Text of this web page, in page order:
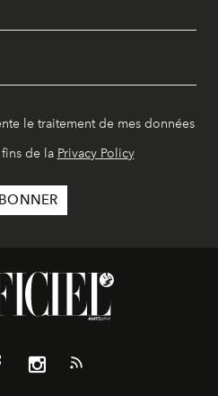
le traitement de mes données
de la Privacy Policy